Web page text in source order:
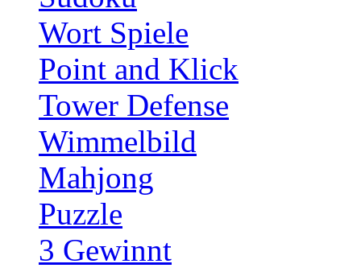
Wort Spiele
Point and Klick
Tower Defense
Wimmelbild
Mahjong
Puzzle
3 Gewinnt